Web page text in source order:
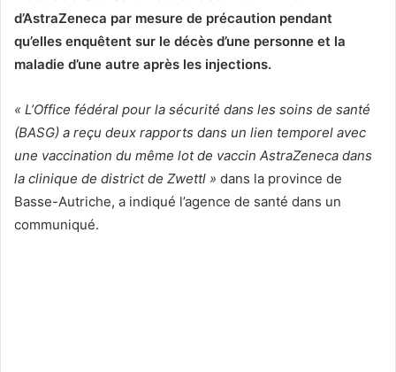
d’AstraZeneca par mesure de précaution pendant
qu’elles enquêtent sur le décès d’une personne et la
maladie d’une autre après les injections.
« L’Office fédéral pour la sécurité dans les soins de santé
(BASG) a reçu deux rapports dans un lien temporel avec
une vaccination du même lot de vaccin AstraZeneca dans
la clinique de district de Zwettl » dans la province de
Basse-Autriche, a indiqué l’agence de santé dans un
communiqué.